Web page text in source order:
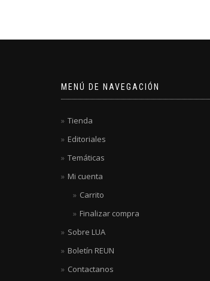
MENÚ DE NAVEGACIÓN
Tienda
Editoriales
Temáticas
Mi cuenta
Carrito
Finalizar compra
Sobre LUA
Boletín REUN
Contactanos